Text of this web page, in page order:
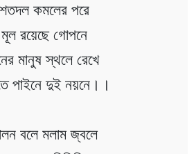
শতদল কমলের পরে
মূল রয়েছে গোপনে
মানুষ স্থলে রেখে
পাইনে দুই নয়নে।।
বলে মলাম জ্বলে